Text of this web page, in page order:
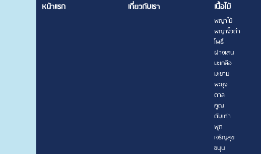
หน้าแรก เกี่ยวกับเรา เนื้อไม้
พญาไม้
พญางิ้วดำ
โพธิ์
ฝางเสน
มะเกลือ
มะขาม
พะยุง
ตาล
คูณ
ตับเต่า
พุด
เจริญสุข
ขนุน